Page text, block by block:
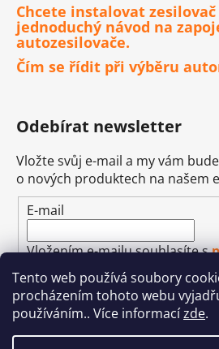
Tento web používá soubory
procházením tohoto webu
používáním.. Více informacízde.
Chcete instalovat zesilovač
jednoduchý návod na
autozesilovače.
Čím se řídit při výběru
Odebírat newsletter
Vložte svůj e-mail a my vám
o nových produktech na našem
E-mail
Vložením e-mailu souhlasíte s
ochrany osobních údajů
PŘIHLÁSIT SE